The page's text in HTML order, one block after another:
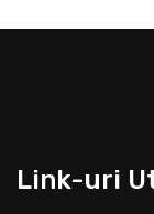
Link-uri